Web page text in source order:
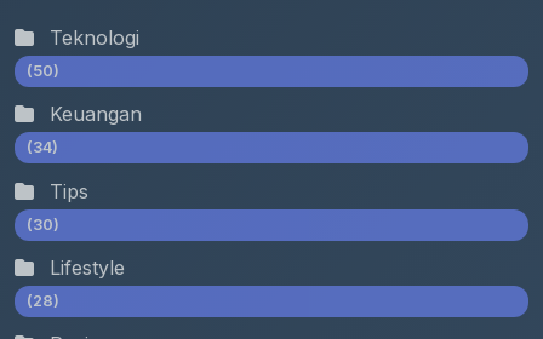
Teknologi
(50)
Keuangan
(34)
Tips
(30)
Lifestyle
(28)